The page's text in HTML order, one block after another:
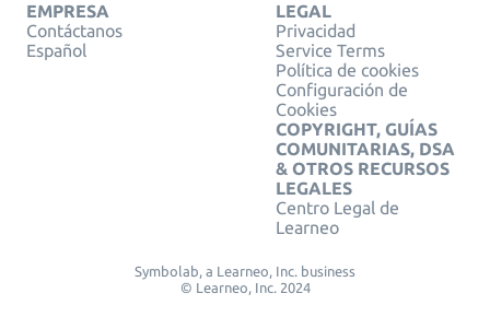
EMPRESA
Contáctanos
Español
LEGAL
Privacidad
Service Terms
Política de cookies
Configuración de
Cookies
COPYRIGHT, GUÍAS
COMUNITARIAS, DSA
& OTROS RECURSOS
LEGALES
Centro Legal de
Learneo
Symbolab, a Learneo, Inc. business
© Learneo, Inc. 2024